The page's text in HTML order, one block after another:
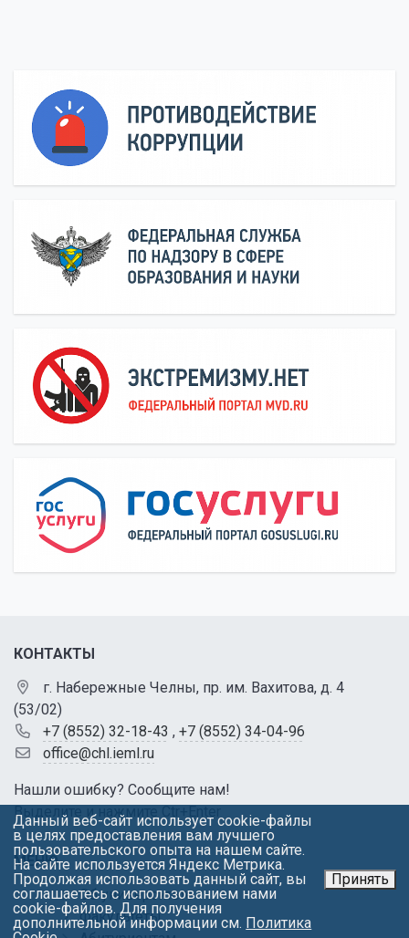
КОНТАКТЫ
г. Набережные Челны, пр. им. Вахитова, д. 4
(53/02)
+7 (8552) 32-18-43 , +7 (8552) 34-04-96
office@chl.ieml.ru
Нашли ошибку? Сообщите нам!
Выделите и нажмите Ctr+Enter
МЕНЮ
Об университете
Факультеты
Данный веб-сайт использует cookie-файлы
в целях предоставления вам лучшего
пользовательского опыта на нашем сайте.
На сайте используется Яндекс Метрика.
Продолжая использовать данный сайт, вы
соглашаетесь с использованием нами
cookie-файлов. Для получения
дополнительной информации см. Политика
Принять